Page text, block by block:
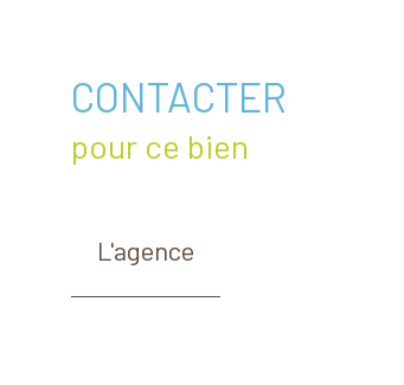
CONTACTER
pour ce bien
L'agence